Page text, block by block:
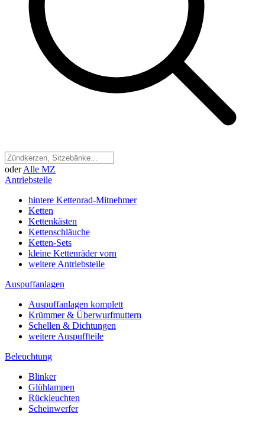
oder Alle MZ
Antriebsteile
hintere Kettenrad-Mitnehmer
Ketten
Kettenkästen
Kettenschläuche
Ketten-Sets
kleine Kettenräder vorn
weitere Antriebsteile
Auspuffanlagen
Auspuffanlagen komplett
Krümmer & Überwurfmuttern
Schellen & Dichtungen
weitere Auspuffteile
Beleuchtung
Blinker
Glühlampen
Rückleuchten
Scheinwerfer